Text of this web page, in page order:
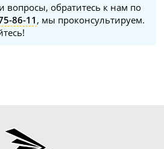
вопросы, обратитесь к нам по
86-11, мы проконсультируем.